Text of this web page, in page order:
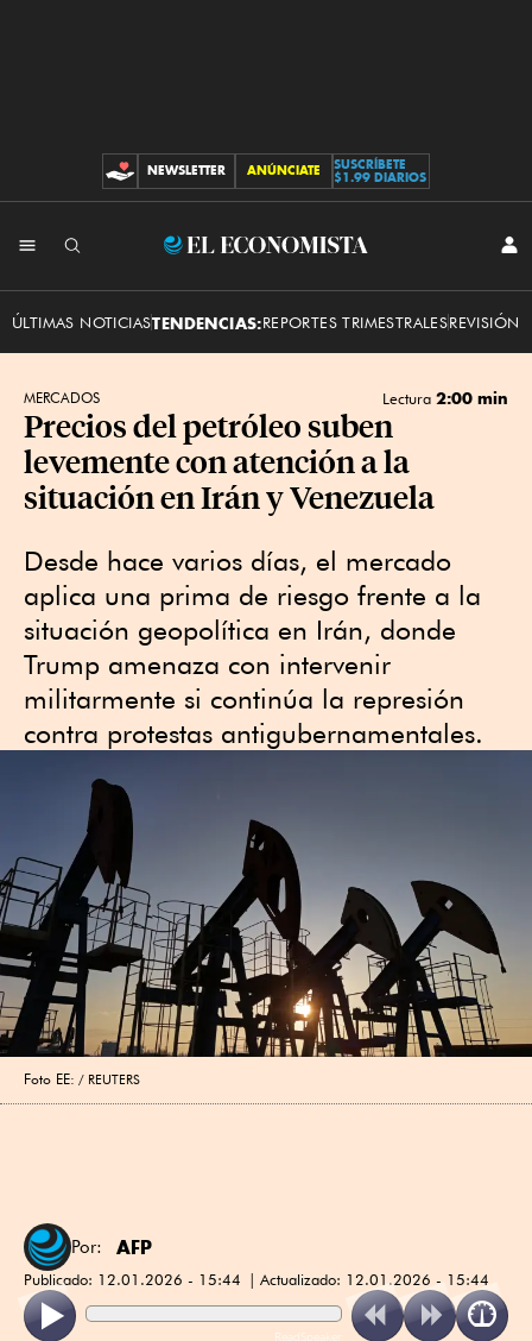
CONTRIBUCIONES
NEWSLETTER ANÚNCIATE
SUSCRÍBETE
$1.99 DIARIOS
El
ÚLTIMAS NOTICIASTENDENCIAS:REPORTES TRIMESTRALESREVISIÓN
MERCADOS Lectura 2:00 min
Precios del petróleo suben
levemente con atención a la
situación en Irán y Venezuela
Desde hace varios días, el mercado
aplica una prima de riesgo frente a la
situación geopolítica en Irán, donde
Trump amenaza con intervenir
militarmente si continúa la represión
contra protestas antigubernamentales.
Foto EE: REUTERS
Por: AFP
Publicado: 12.01.2026 - 15:44 Actualizado: 12.01.2026 - 15:44
ReadSpeaker